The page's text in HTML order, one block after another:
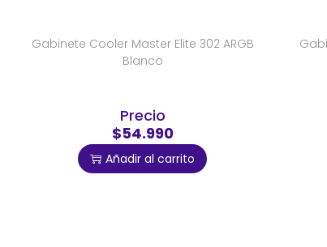
Gabinete Cooler Master Elite 302 ARGB
Blanco
Precio
$54.990
Añadir al carrito